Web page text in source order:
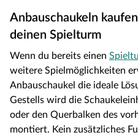
Anbauschaukeln
deinen Spielturm
Wenn du bereits einen
weitere Spielmöglichkeiten
Anbauschaukel die ideale
Gestells wird die
oder den Querbalken des
montiert. Kein zusätzliches